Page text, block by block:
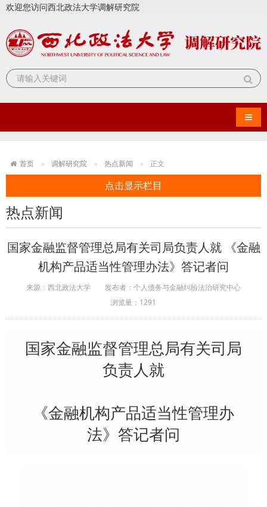
欢迎您访问西北政法大学调解研究院
导航
首页 调解研究院 热点新闻 正文
点击显示栏目
热点新闻
国家金融监督管理总局有关司局负责人就 《金融
机构产品适当性管理办法》答记者问
来源：西北政法大学
发布者：个人债务与金融纠纷法治研究中心
浏览量： 1291
国家金融监督管理总局有关司局
负责人就
《金融机构产品适当性管理办
法》答记者问